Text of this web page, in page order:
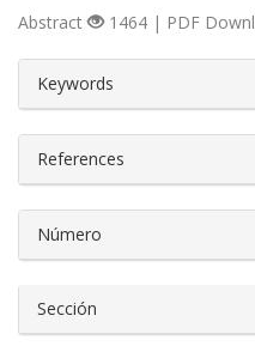
Abstract
1464 | PDF
Keywords
References
Número
Sección